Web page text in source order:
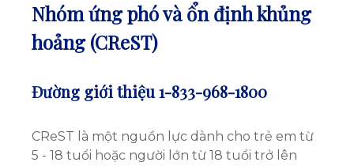
Nhóm ứng phó và ổn định khủng
hoảng (CReST)
Đường giớithiệu 1-833-968-1800
CReST là một nguồn lực dành cho trẻ em từ
5 - 18 tuổi hoặc người lớn từ 18 tuổi trở lên